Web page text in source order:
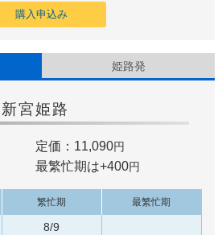
購入申込み
姫路発
新宮姫路
定価：11,090円
最繁忙期は+400円
繁忙期 最繁忙期
8/9